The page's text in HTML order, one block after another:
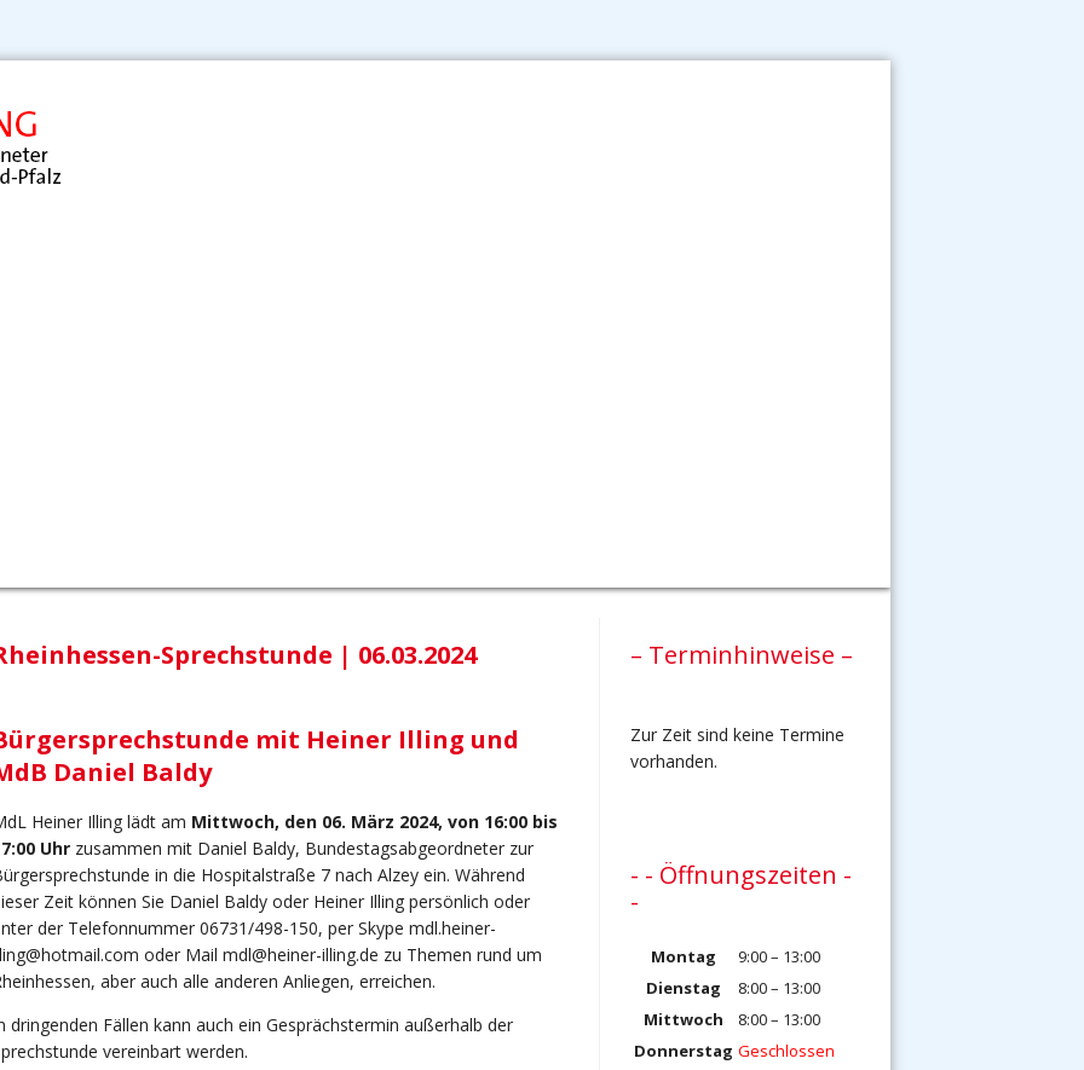
Sprechstunde | 06.03.2024
mit Heiner Illing und
Daniel Baldy
Heiner Illing lädt am Mittwoch, den 06. März 2024, von 16:00 bis
Uhr zusammen mit Daniel Baldy, Bundestagsabgeordneter zur
in die Hospitalstraße 7 nach Alzey ein. Während
Zeit können Sie Daniel Baldy oder Heiner Illing persönlich oder
der Telefonnummer 06731/498-150, per Skype mdl.heiner-
oder Mail mdl@heiner-illing.de zu Themen rund um
aber auch alle anderen Anliegen, erreichen.
dringenden Fällen kann auch ein Gesprächstermin außerhalb der
vereinbart werden.
– Terminhinweise –
Zur Zeit sind keine Termine
vorhanden.
- - Öffnungszeiten -
-
Montag
9:00 – 13:00
Dienstag
8:00 – 13:00
Mittwoch
8:00 – 13:00
Donnerstag Geschlossen